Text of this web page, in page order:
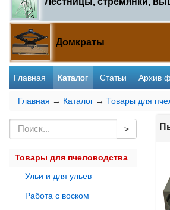
Домкраты
Главная Каталог Статьи Архив
Главная → Каталог → Товары для
Товары для пчеловодства
Ульи и для ульев
Работа с воском